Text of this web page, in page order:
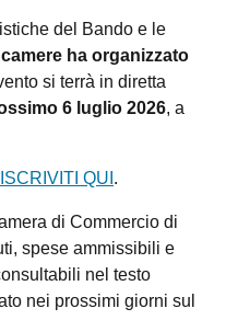
del Bando e le
ha organizzato
si terrà in diretta
6 luglio 2026, a
ISCRIVITI QUI .
di Commercio di
spese ammissibili e
nel testo
nei prossimi giorni sul